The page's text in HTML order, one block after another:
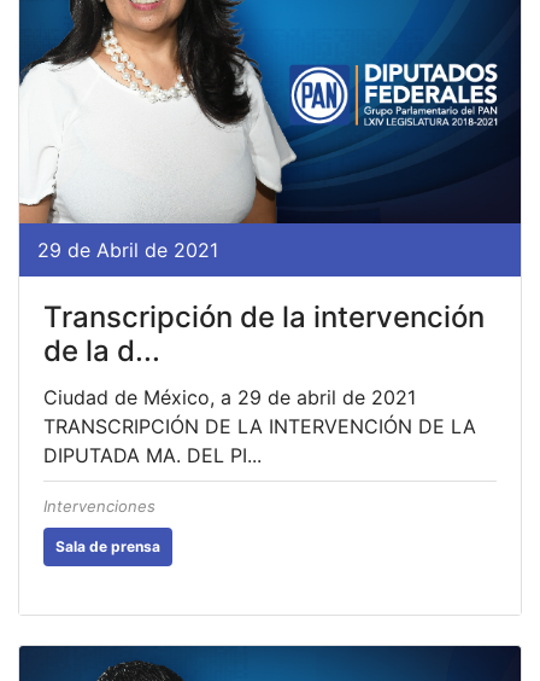
29 de Abril de 2021
Transcripción de la intervención
de la d...
Ciudad de México, a 29 de abril de 2021
TRANSCRIPCIÓN DE LA INTERVENCIÓN DE LA
DIPUTADA MA. DEL PI...
Intervenciones
Sala de prensa